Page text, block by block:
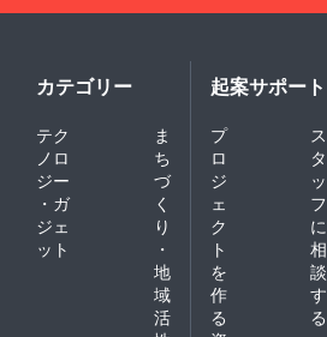
カテゴリー
テク
ノロ
ジー
・ガ
ジェ
ット
ま
ち
づ
く
り
・
地
域
活
起案サポート
プ
ロ
ジ
ェ
ク
ト
を
作
る
ス
タ
ッ
フ
に
相
談
す
る